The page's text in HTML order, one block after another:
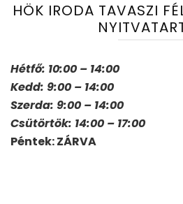
HÖK IRODA TAVASZI
Hétfő: 10:00 – 14:00
Kedd: 9:00 – 14:00
Szerda: 9:00 – 14:00
Csütörtök: 14:00 – 17:00
Péntek: ZÁRVA